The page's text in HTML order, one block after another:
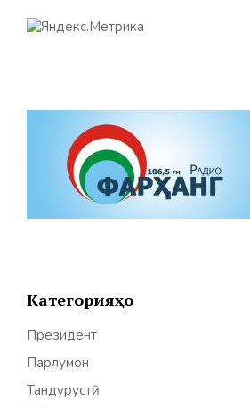
Категорияҳо
Президент
Парлумон
Тандурустӣ